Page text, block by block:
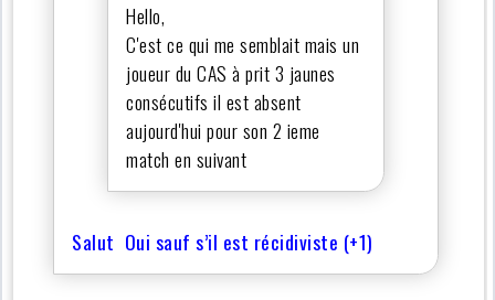
Hello,
C'est ce qui me semblait mais un
joueur du CAS à prit 3 jaunes
consécutifs il est absent
aujourd'hui pour son 2 ieme
match en suivant
Salut Oui sauf s’il est récidiviste (+1)